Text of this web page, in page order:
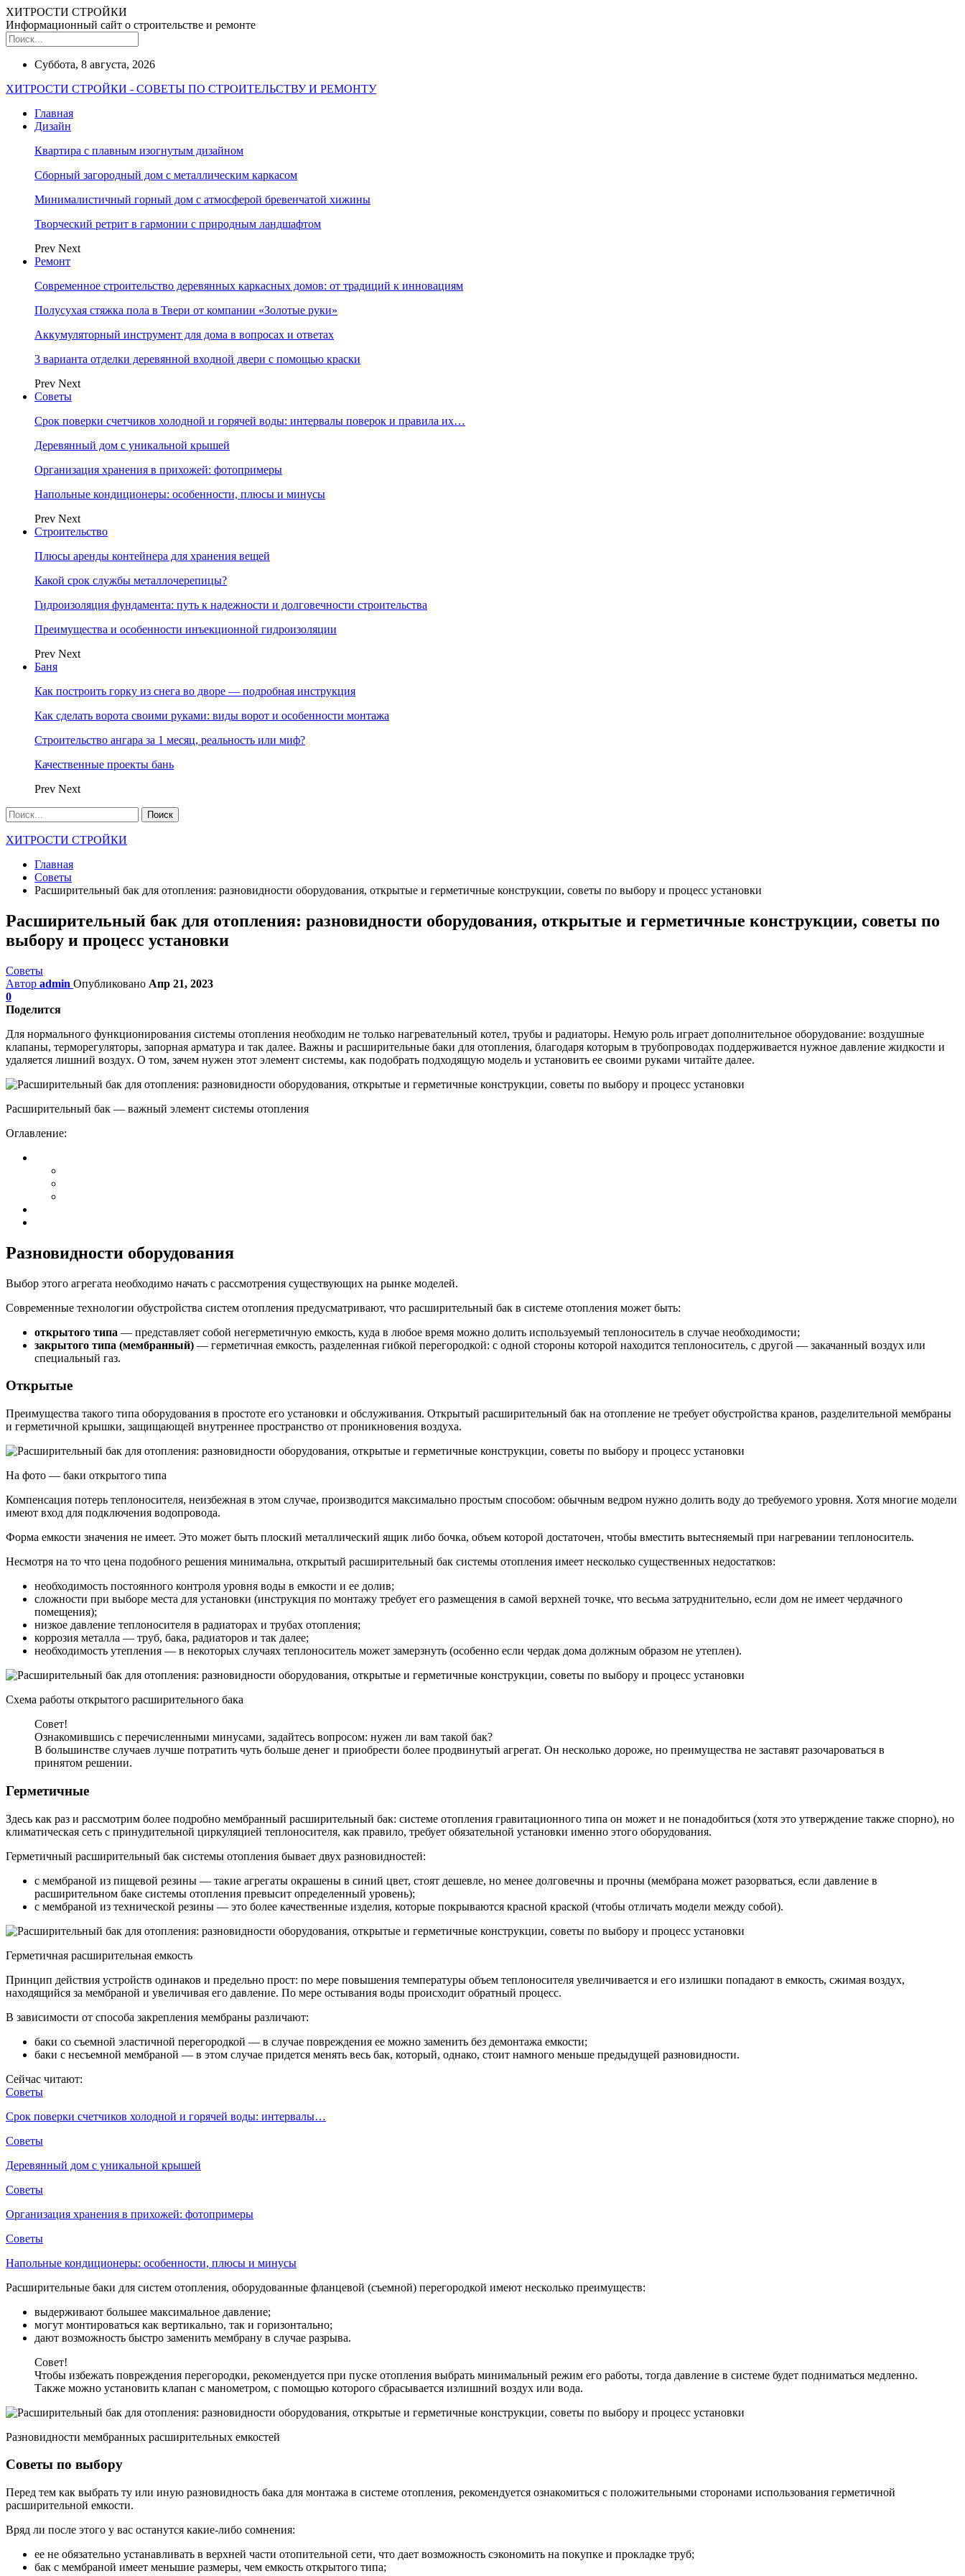
ХИТРОСТИ СТРОЙКИ
Информационный сайт о строительстве и ремонте
Суббота, 8 августа, 2026
ХИТРОСТИ СТРОЙКИ - СОВЕТЫ ПО СТРОИТЕЛЬСТВУ И РЕМОНТУ
Главная
Дизайн
Квартира с плавным изогнутым дизайном
Сборный загородный дом с металлическим каркасом
Минималистичный горный дом с атмосферой бревенчатой хижины
Творческий ретрит в гармонии с природным ландшафтом
Prev Next
Ремонт
Современное строительство деревянных каркасных домов: от традиций к инновациям
Полусухая стяжка пола в Твери от компании «Золотые руки»
Аккумуляторный инструмент для дома в вопросах и ответах
3 варианта отделки деревянной входной двери с помощью краски
Prev Next
Советы
Срок поверки счетчиков холодной и горячей воды: интервалы поверок и правила их…
Деревянный дом с уникальной крышей
Организация хранения в прихожей: фотопримеры
Напольные кондиционеры: особенности, плюсы и минусы
Prev Next
Строительство
Плюсы аренды контейнера для хранения вещей
Какой срок службы металлочерепицы?
Гидроизоляция фундамента: путь к надежности и долговечности строительства
Преимущества и особенности инъекционной гидроизоляции
Prev Next
Баня
Как построить горку из снега во дворе — подробная инструкция
Как сделать ворота своими руками: виды ворот и особенности монтажа
Строительство ангара за 1 месяц, реальность или миф?
Качественные проекты бань
Prev Next
ХИТРОСТИ СТРОЙКИ
Главная
Советы
Расширительный бак для отопления: разновидности оборудования, открытые и герметичные конструкции, советы по выбору и процесс установки
Расширительный бак для отопления: разновидности оборудования, открытые и герметичные конструкции, советы по
выбору и процесс установки
Советы
Автор admin Опубликовано Апр 21, 2023
0
Поделится
Для нормального функционирования системы отопления необходим не только нагревательный котел, трубы и радиаторы. Немую роль играет дополнительное оборудование: воздушные
клапаны, терморегуляторы, запорная арматура и так далее. Важны и расширительные баки для отопления, благодаря которым в трубопроводах поддерживается нужное давление жидкости и
удаляется лишний воздух. О том, зачем нужен этот элемент системы, как подобрать подходящую модель и установить ее своими руками читайте далее.
Расширительный бак — важный элемент системы отопления
Оглавление:
Разновидности оборудования
Выбор этого агрегата необходимо начать с рассмотрения существующих на рынке моделей.
Современные технологии обустройства систем отопления предусматривают, что расширительный бак в системе отопления может быть:
открытого типа — представляет собой негерметичную емкость, куда в любое время можно долить используемый теплоноситель в случае необходимости;
закрытого типа (мембранный) — герметичная емкость, разделенная гибкой перегородкой: с одной стороны которой находится теплоноситель, с другой — закачанный воздух или
специальный газ.
Открытые
Преимущества такого типа оборудования в простоте его установки и обслуживания. Открытый расширительный бак на отопление не требует обустройства кранов, разделительной мембраны
и герметичной крышки, защищающей внутреннее пространство от проникновения воздуха.
На фото — баки открытого типа
Компенсация потерь теплоносителя, неизбежная в этом случае, производится максимально простым способом: обычным ведром нужно долить воду до требуемого уровня. Хотя многие модели
имеют вход для подключения водопровода.
Форма емкости значения не имеет. Это может быть плоский металлический ящик либо бочка, объем которой достаточен, чтобы вместить вытесняемый при нагревании теплоноситель.
Несмотря на то что цена подобного решения минимальна, открытый расширительный бак системы отопления имеет несколько существенных недостатков:
необходимость постоянного контроля уровня воды в емкости и ее долив;
сложности при выборе места для установки (инструкция по монтажу требует его размещения в самой верхней точке, что весьма затруднительно, если дом не имеет чердачного
помещения);
низкое давление теплоносителя в радиаторах и трубах отопления;
коррозия металла — труб, бака, радиаторов и так далее;
необходимость утепления — в некоторых случаях теплоноситель может замерзнуть (особенно если чердак дома должным образом не утеплен).
Схема работы открытого расширительного бака
Совет!
Ознакомившись с перечисленными минусами, задайтесь вопросом: нужен ли вам такой бак?
В большинстве случаев лучше потратить чуть больше денег и приобрести более продвинутый агрегат. Он несколько дороже, но преимущества не заставят разочароваться в
принятом решении.
Герметичные
Здесь как раз и рассмотрим более подробно мембранный расширительный бак: системе отопления гравитационного типа он может и не понадобиться (хотя это утверждение также спорно), но
климатическая сеть с принудительной циркуляцией теплоносителя, как правило, требует обязательной установки именно этого оборудования.
Герметичный расширительный бак системы отопления бывает двух разновидностей:
с мембраной из пищевой резины — такие агрегаты окрашены в синий цвет, стоят дешевле, но менее долговечны и прочны (мембрана может разорваться, если давление в
расширительном баке системы отопления превысит определенный уровень);
с мембраной из технической резины — это более качественные изделия, которые покрываются красной краской (чтобы отличать модели между собой).
Герметичная расширительная емкость
Принцип действия устройств одинаков и предельно прост: по мере повышения температуры объем теплоносителя увеличивается и его излишки попадают в емкость, сжимая воздух,
находящийся за мембраной и увеличивая его давление. По мере остывания воды происходит обратный процесс.
В зависимости от способа закрепления мембраны различают:
баки со съемной эластичной перегородкой — в случае повреждения ее можно заменить без демонтажа емкости;
баки с несъемной мембраной — в этом случае придется менять весь бак, который, однако, стоит намного меньше предыдущей разновидности.
Сейчас читают:
Советы
Срок поверки счетчиков холодной и горячей воды: интервалы…
Советы
Деревянный дом с уникальной крышей
Советы
Организация хранения в прихожей: фотопримеры
Советы
Напольные кондиционеры: особенности, плюсы и минусы
Расширительные баки для систем отопления, оборудованные фланцевой (съемной) перегородкой имеют несколько преимуществ:
выдерживают большее максимальное давление;
могут монтироваться как вертикально, так и горизонтально;
дают возможность быстро заменить мембрану в случае разрыва.
Совет!
Чтобы избежать повреждения перегородки, рекомендуется при пуске отопления выбрать минимальный режим его работы, тогда давление в системе будет подниматься медленно.
Также можно установить клапан с манометром, с помощью которого сбрасывается излишний воздух или вода.
Разновидности мембранных расширительных емкостей
Советы по выбору
Перед тем как выбрать ту или иную разновидность бака для монтажа в системе отопления, рекомендуется ознакомиться с положительными сторонами использования герметичной
расширительной емкости.
Вряд ли после этого у вас останутся какие-либо сомнения:
ее не обязательно устанавливать в верхней части отопительной сети, что дает возможность сэкономить на покупке и прокладке труб;
бак с мембраной имеет меньшие размеры, чем емкость открытого типа;